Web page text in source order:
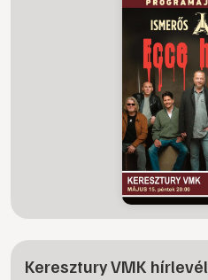
Keresztury VMK hírlevél